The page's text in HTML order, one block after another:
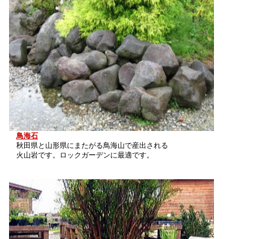
鳥海石
秋田県と山形県にまたがる鳥海山で産出される
火山岩です。ロックガーデンに最適です。